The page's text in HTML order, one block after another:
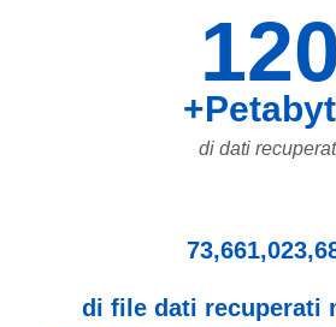
120
di dati
di file dati recuperati